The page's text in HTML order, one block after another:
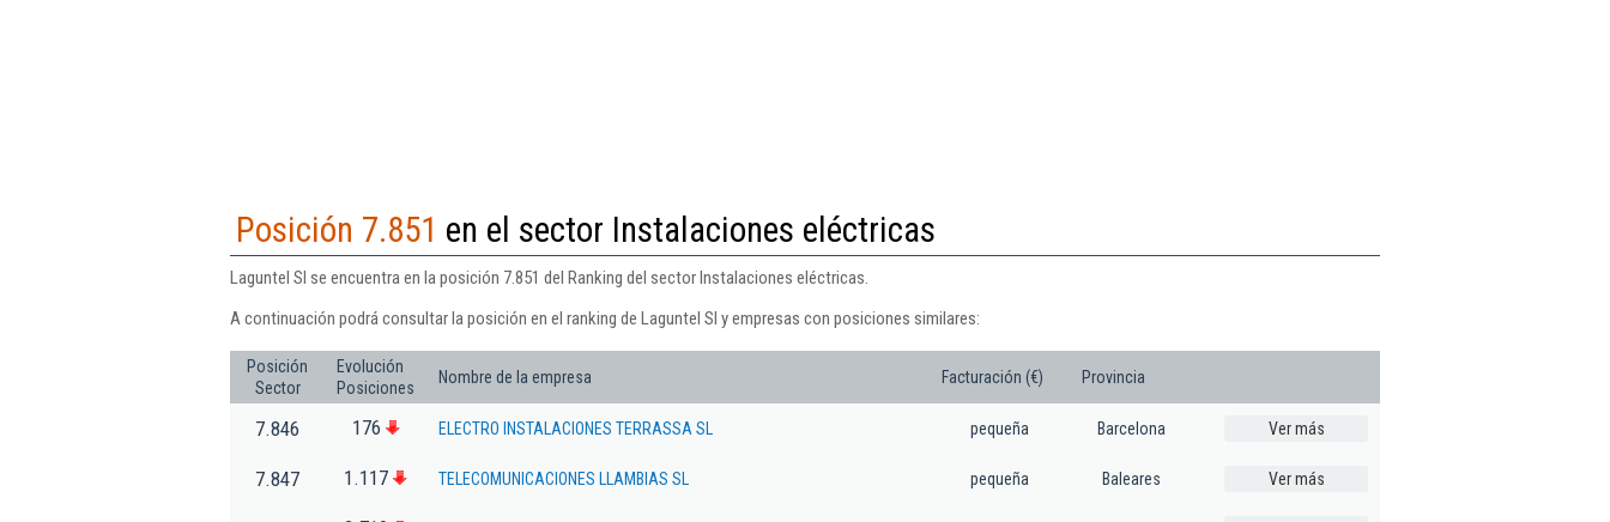
Posición 7.851 en el sector Instalaciones eléctricas
Laguntel Sl se encuentra en la posición 7.851 del Ranking del sector Instalaciones eléctricas.
A continuación podrá consultar la posición en el ranking de Laguntel Sl y empresas con posiciones similares:
Posición
Sector
Evolución
Posiciones
Nombre de la empresa Facturación (€) Provincia
7.846 176 ELECTRO INSTALACIONES TERRASSA SL pequeña Barcelona Ver más
7.847 1.117 TELECOMUNICACIONES LLAMBIAS SL pequeña Baleares Ver más